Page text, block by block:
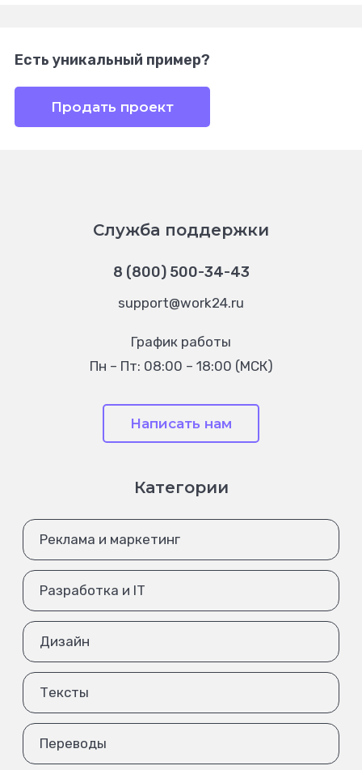
Есть уникальный пример?
Продать проект
Служба поддержки
8 (800) 500-34-43
support@work24.ru
График работы
Пн – Пт: 08:00 – 18:00 (МСК)
Написать нам
Категории
Реклама и маркетинг
Разработка и IT
Дизайн
Тексты
Переводы